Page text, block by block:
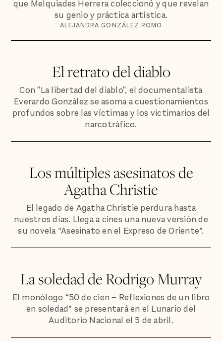
que Melquiades Herrera coleccionó y que revelan
su genio y práctica artística.
ALEJANDRA GONZÁLEZ ROMO
El retrato del diablo
Con "La libertad del diablo", el documentalista
Everardo González se asoma a cuestionamientos
profundos sobre las víctimas y los victimarios del
narcotráfico.
Los múltiples asesinatos de
Agatha Christie
El legado de Agatha Christie perdura hasta
nuestros días. Llega a cines una nueva versión de
su novela “Asesinato en el Expreso de Oriente”.
La soledad de Rodrigo Murray
El monólogo “50 de cien – Reflexiones de un libro
en soledad” se presentará en el Lunario del
Auditorio Nacional el 5 de abril.